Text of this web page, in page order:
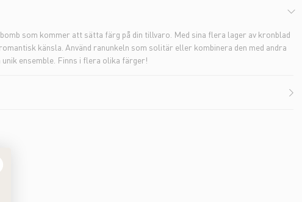
som kommer att sätta färg på din tillvaro. Med sina flera lager av kronblad
känsla. Använd ranunkeln som solitär eller kombinera den med andra
ensemble. Finns i flera olika färger!